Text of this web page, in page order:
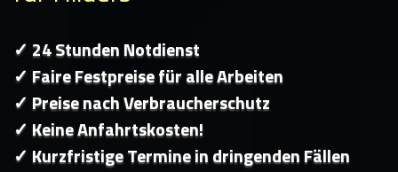
✓ 24 Stunden Notdienst
✓ Faire Festpreise für alle Arbeiten
✓ Preise nach Verbraucherschutz
✓ Keine Anfahrtskosten!
✓ Kurzfristige Termine in dringenden Fällen